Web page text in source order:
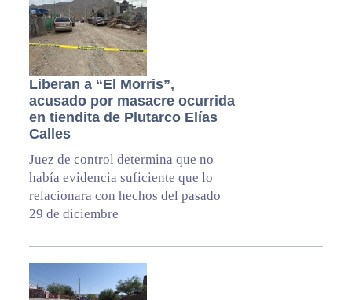
Liberan a “El Morris”,
acusado por masacre ocurrida
en tiendita de Plutarco Elías
Calles
Juez de control determina que no
había evidencia suficiente que lo
relacionara con hechos del pasado
29 de diciembre